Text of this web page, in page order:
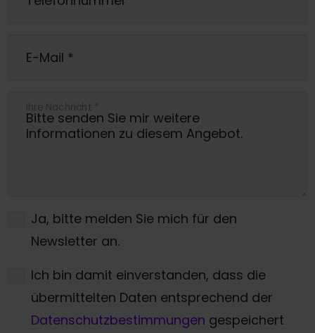
E-Mail *
Ihre Nachricht *
Ja, bitte melden Sie mich für den
Newsletter an.
Ich bin damit einverstanden, dass die
übermittelten Daten entsprechend der
Datenschutzbestimmungen gespeichert